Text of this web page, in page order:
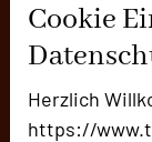
Cookie
Herzlich
https://